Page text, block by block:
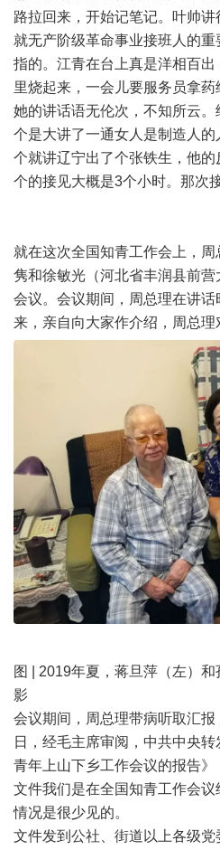
路拉回来，开始记笔记。叶帅
就无产阶级革命事业接班人的
指的。江青在台上真是洋相百
里烧起来，一会儿要服务员拿药
她的讲话语无伦次，不知所云
个是大讲了一通女人是制造人
个就讲辽宁出了个张铁生，他
个的接见大概是3个小时。那次
就在这次全国知青工作会上，
隽和徐敏光（河北省丰润县前
会议。会议期间，周总理在讲
来，亲自向大家作介绍，周总理
图 | 2019年夏，蒋旦萍（左）
影
会议期间，周总理带病听取汇
日，经毛主席审阅，中共中央
青年上山下乡工作会议的报告
文件我们是在全国知青工作会
情况是很少见的。
文件发到公社、街道以上各级